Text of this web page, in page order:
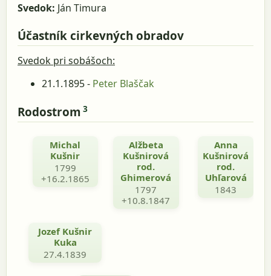
Svedok: Ján Timura
Účastník cirkevných obradov
Svedok pri sobášoch:
21.1.1895 - Peter Blaščak
Rodostrom 3
Michal
Kušnir
1799
+16.2.1865
Alžbeta
Kušnirová
rod.
Ghimerová
1797
+10.8.1847
Jozef Kušnir
Kuka
27.4.1839
Anna
Kušnirová
rod.
Uhľarová
1843